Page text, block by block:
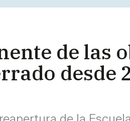
de las
desde